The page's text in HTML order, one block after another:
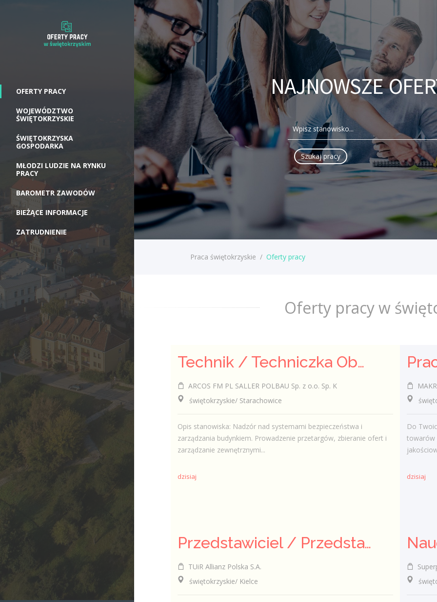
OFERTY PRACY
WOJEWÓDZTWO
ŚWIĘTOKRZYSKIE
ŚWIĘTOKRZYSKA
GOSPODARKA
MŁODZI LUDZIE NA RYNKU
PRACY
BAROMETR ZAWODÓW
BIEŻĄCE INFORMACJE
ZATRUDNIENIE
NAJNOWSZE
Praca świętokrzyskie / Oferty pracy
Oferty pracy w
Technik / Techniczka Obsługi Budynku
ARCOS FM PL SALLER POLBAU Sp. z o.o. Sp. K
świętokrzyskie/ Starachowice
Opis stanowiska: Nadzór nad systemami bezpieczeństwa i
zarządzania budynkiem. Prowadzenie przetargów, zbieranie ofert i
zarządzanie zewnętrznymi...
dzisiaj
Do
towarów
dzisiaj
Przedstawiciel / Przedstawicielka ds. sprzedaży ubezpieczeń majątkowych
TUiR Allianz Polska S.A.
świętokrzyskie/ Kielce